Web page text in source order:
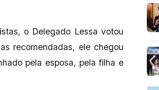
o Delegado Lessa votou
recomendadas, ele chegou
pela esposa, pela filha e